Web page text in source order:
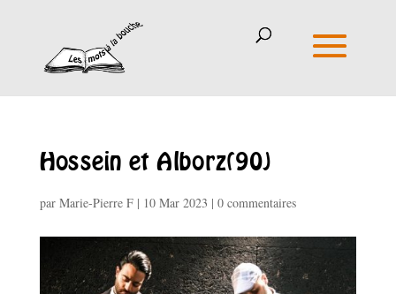
Hossein et Alborz(90)
par Marie-Pierre F| 10 Mar 2023 | 0 commentaires